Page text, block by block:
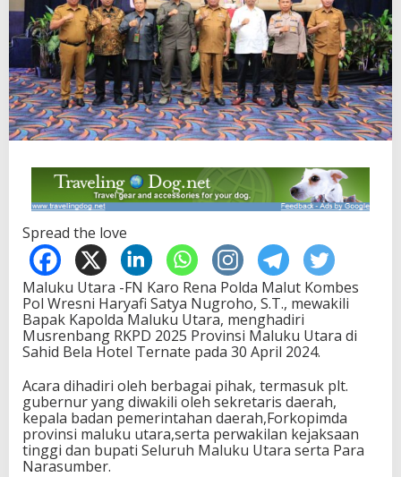
Spread the love
Maluku Utara -FN Karo Rena Polda Malut Kombes
Pol Wresni Haryafi Satya Nugroho, S.T., mewakili
Bapak Kapolda Maluku Utara, menghadiri
Musrenbang RKPD 2025 Provinsi Maluku Utara di
Sahid Bela Hotel Ternate pada 30 April 2024.
Acara dihadiri oleh berbagai pihak, termasuk plt.
gubernur yang diwakili oleh sekretaris daerah,
kepala badan pemerintahan daerah,Forkopimda
provinsi maluku utara,serta perwakilan kejaksaan
tinggi dan bupati Seluruh Maluku Utara serta Para
Narasumber.